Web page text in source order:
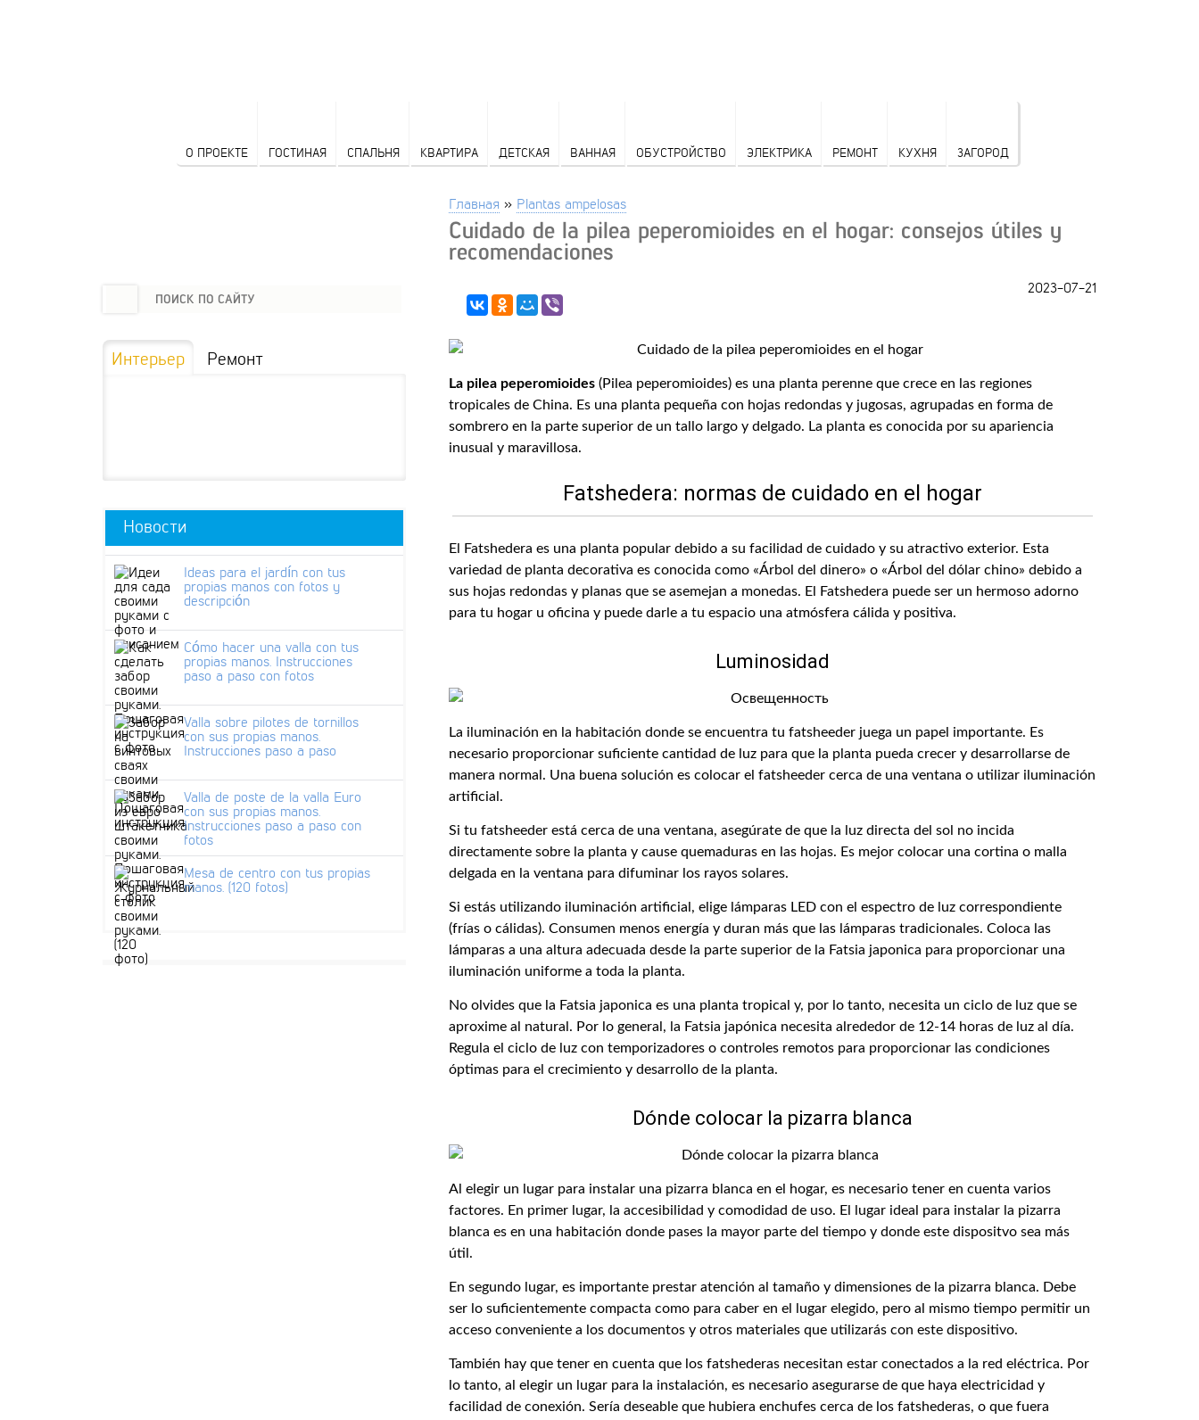
О ПРОЕКТЕ ГОСТИНАЯ СПАЛЬНЯ КВАРТИРА ДЕТСКАЯ ВАННАЯ ОБУСТРОЙСТВО ЭЛЕКТРИКА РЕМОНТ КУХНЯ ЗАГОРОД
Главная » Plantas ampelosas
Cuidado de la pilea peperomioides en el hogar: consejos útiles y
recomendaciones
2023-07-21
La pilea peperomioides (Pilea peperomioides) es una planta perenne que crece en las regiones
tropicales de China. Es una planta pequeña con hojas redondas y jugosas, agrupadas en forma de
sombrero en la parte superior de un tallo largo y delgado. La planta es conocida por su apariencia
inusual y maravillosa.
Fatshedera: normas de cuidado en el hogar
El Fatshedera es una planta popular debido a su facilidad de cuidado y su atractivo exterior. Esta
variedad de planta decorativa es conocida como «Árbol del dinero» o «Árbol del dólar chino» debido a
sus hojas redondas y planas que se asemejan a monedas. El Fatshedera puede ser un hermoso adorno
para tu hogar u oficina y puede darle a tu espacio una atmósfera cálida y positiva.
Luminosidad
La iluminación en la habitación donde se encuentra tu fatsheeder juega un papel importante. Es
necesario proporcionar suficiente cantidad de luz para que la planta pueda crecer y desarrollarse de
manera normal. Una buena solución es colocar el fatsheeder cerca de una ventana o utilizar iluminación
artificial.
Si tu fatsheeder está cerca de una ventana, asegúrate de que la luz directa del sol no incida
directamente sobre la planta y cause quemaduras en las hojas. Es mejor colocar una cortina o malla
delgada en la ventana para difuminar los rayos solares.
Si estás utilizando iluminación artificial, elige lámparas LED con el espectro de luz correspondiente
(frías o cálidas). Consumen menos energía y duran más que las lámparas tradicionales. Coloca las
lámparas a una altura adecuada desde la parte superior de la Fatsia japonica para proporcionar una
iluminación uniforme a toda la planta.
No olvides que la Fatsia japonica es una planta tropical y, por lo tanto, necesita un ciclo de luz que se
aproxime al natural. Por lo general, la Fatsia japónica necesita alrededor de 12-14 horas de luz al día.
Regula el ciclo de luz con temporizadores o controles remotos para proporcionar las condiciones
óptimas para el crecimiento y desarrollo de la planta.
Dónde colocar la pizarra blanca
Al elegir un lugar para instalar una pizarra blanca en el hogar, es necesario tener en cuenta varios
factores. En primer lugar, la accesibilidad y comodidad de uso. El lugar ideal para instalar la pizarra
blanca es en una habitación donde pases la mayor parte del tiempo y donde este dispositvo sea más
útil.
En segundo lugar, es importante prestar atención al tamaño y dimensiones de la pizarra blanca. Debe
ser lo suficientemente compacta como para caber en el lugar elegido, pero al mismo tiempo permitir un
acceso conveniente a los documentos y otros materiales que utilizarás con este dispositivo.
También hay que tener en cuenta que los fatshederas necesitan estar conectados a la red eléctrica. Por
lo tanto, al elegir un lugar para la instalación, es necesario asegurarse de que haya electricidad y
facilidad de conexión. Sería deseable que hubiera enchufes cerca de los fatshederas, o que fuera
Интерьер Ремонт
Новости
Ideas para el jardín con tus
propias manos con fotos y
descripción
Cómo hacer una valla con tus
propias manos. Instrucciones
paso a paso con fotos
Valla sobre pilotes de tornillos
con sus propias manos.
Instrucciones paso a paso
Valla de poste de la valla Euro
con sus propias manos.
Instrucciones paso a paso con
fotos
Mesa de centro con tus propias
manos. (120 fotos)